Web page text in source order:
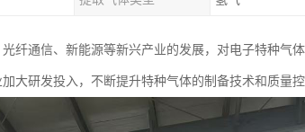
纤通信、新能源等新兴产业的发展，对电子特种气
大研发投入，不断提升特种气体的制备技术和质量控